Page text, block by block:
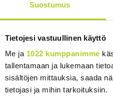
Suostumus
Tietojesi vastuullinen käyttö
Me ja 1022 kumppanimme
tallentamaan ja lukemaan
sisältöjen mittauksia, saada
tietojasi ja mihin tarkoituksiin.
HS: Kaikkonen
Keskustan Antti
puheenjohtajista